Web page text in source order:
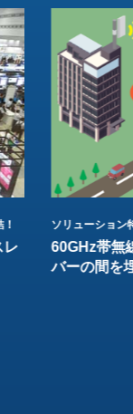
レ
ソリューション
60GHz帯無
バーの間を